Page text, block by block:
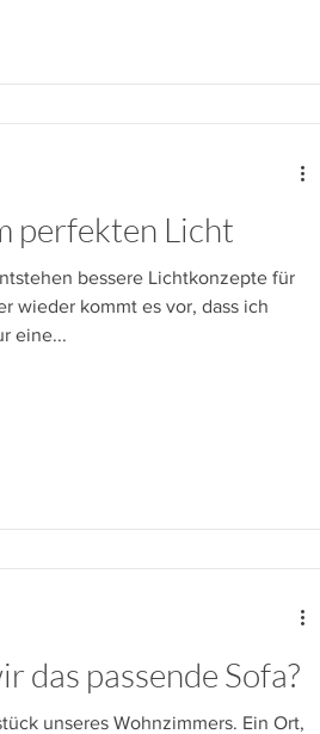
perfekten Licht
bessere Lichtkonzepte für
wieder kommt es vor, dass ich
eine...
das passende Sofa?
unseres Wohnzimmers. Ein Ort,